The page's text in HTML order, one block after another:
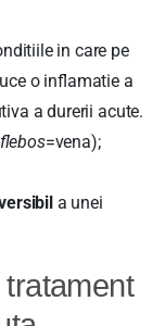
in care pe
o inflamatie a
a durerii acute.
flebos=vena);
a unei